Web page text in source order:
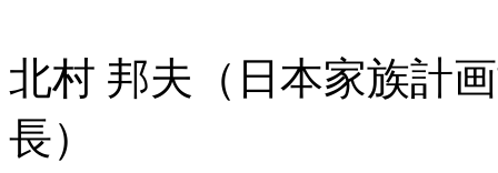
北村 邦夫（日本家族計
長）